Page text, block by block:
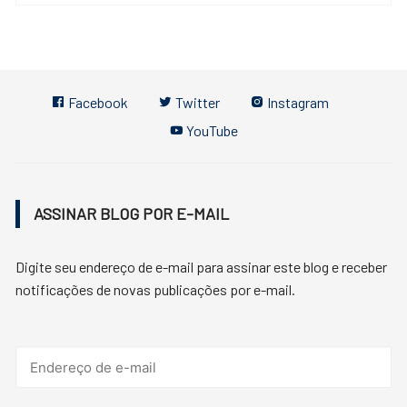
Facebook Twitter
Instagram
YouTube
ASSINAR BLOG POR E-MAIL
Digite seu endereço de e-mail para assinar este blog e receber
notificações de novas publicações por e-mail.